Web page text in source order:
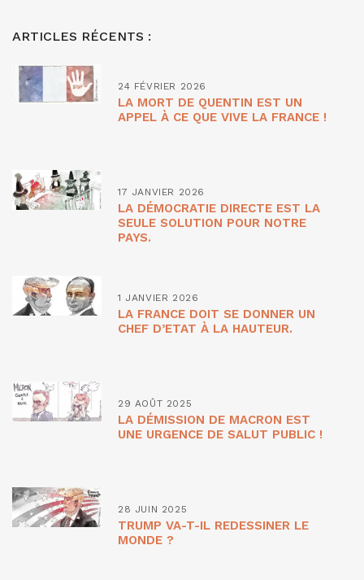
ARTICLES RÉCENTS :
24 FÉVRIER 2026
LA MORT DE QUENTIN EST UN
APPEL À CE QUE VIVE LA FRANCE !
17 JANVIER 2026
LA DÉMOCRATIE DIRECTE EST LA
SEULE SOLUTION POUR NOTRE
PAYS.
1 JANVIER 2026
LA FRANCE DOIT SE DONNER UN
CHEF D’ETAT À LA HAUTEUR.
29 AOÛT 2025
LA DÉMISSION DE MACRON EST
UNE URGENCE DE SALUT PUBLIC !
28 JUIN 2025
TRUMP VA-T-IL REDESSINER LE
MONDE ?